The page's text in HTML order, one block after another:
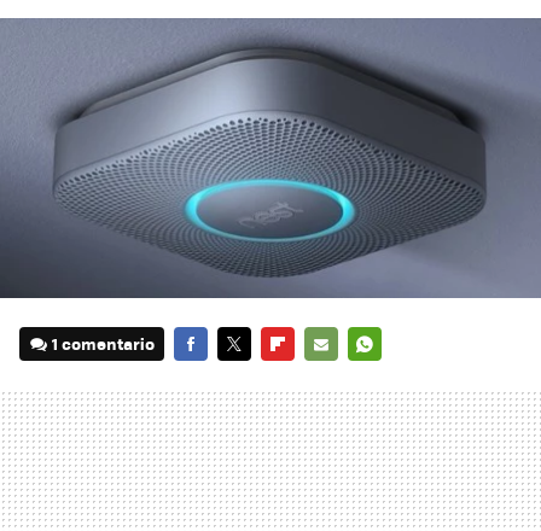
1 comentario
MAIL